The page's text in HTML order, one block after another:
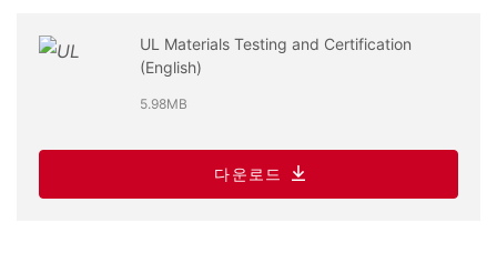
UL Materials Testing and Certification
(English)
5.98MB
다운로드